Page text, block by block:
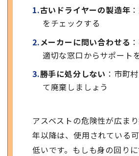
古いドライヤーの製造年
をチェックする
メーカーに問い合わせる
適切な窓口からサポート
勝手に処分しない ：市町
て廃棄しましょう
アスベストの危険性が広ま
年以降は、使用されている
低いです。もしも身の回り